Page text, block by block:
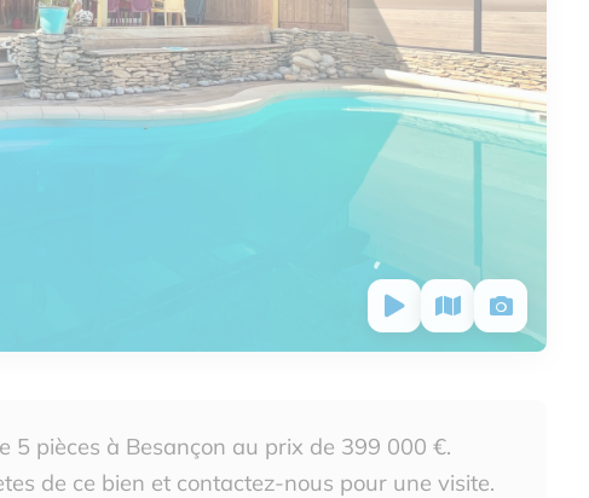
5 pièces à Besançon au prix de 399 000 €.
de ce bien et contactez-nous pour une visite.